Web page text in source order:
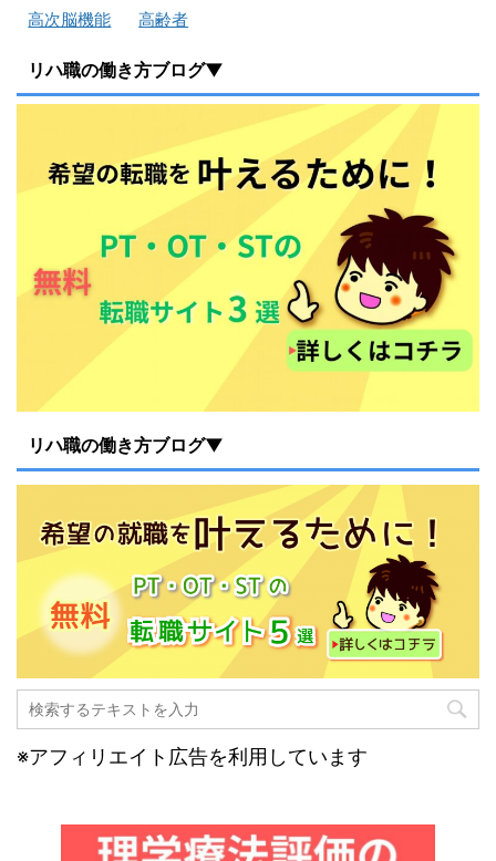
高次脳機能
高齢者
リハ職の働き方ブログ▼
リハ職の働き方ブログ▼
※アフィリエイト広告を利用しています